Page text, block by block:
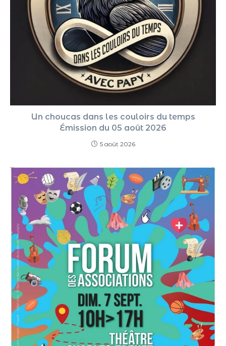
Un choucas dans les couloirs du temps
Émission du 05 août 2026
5 août 2026